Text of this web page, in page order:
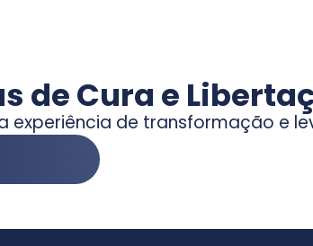
de Cura e
experiência de transformação e